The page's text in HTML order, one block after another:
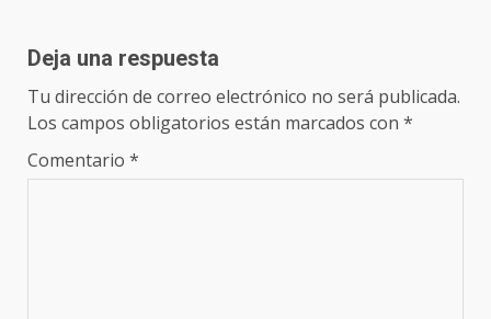
Deja una respuesta
Tu dirección de correo electrónico no será publicada.
Los campos obligatorios están marcados con *
Comentario *